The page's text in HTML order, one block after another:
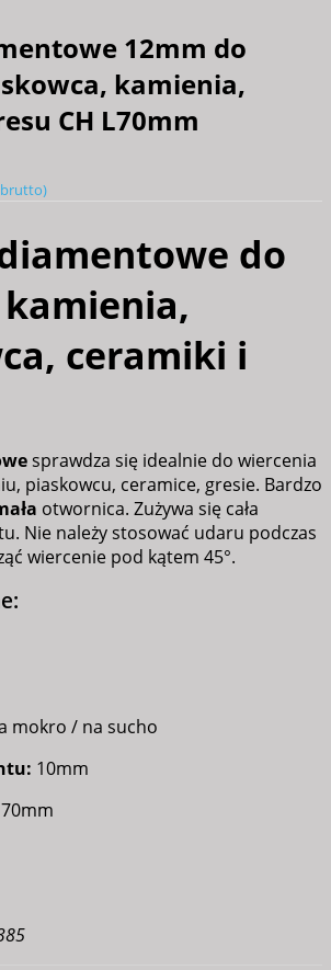
12mm do
kamienia,
CH L70mm
do
ceramiki i
sprawdza się idealnie do wiercenia
piaskowcu, ceramice, gresie. Bardzo
otwornica. Zużywa się cała
Nie należy stosować udaru podczas
wiercenie pod kątem 45°.
mokro / na sucho
10mm
70mm